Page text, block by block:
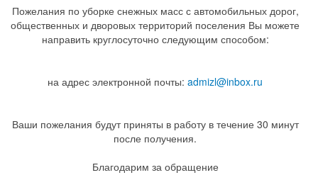
Пожелания по уборке снежных масс с автомобильных дорог,
общественных и дворовых территорий поселения Вы можете
направить круглосуточно следующим способом:
на адрес электронной почты: admizl@inbox.ru
Ваши пожелания будут приняты в работу в течение 30 минут
после получения.
Благодарим за обращение